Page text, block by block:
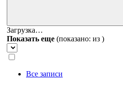
Загрузка…
Показать еще (показано: из )
Все записи